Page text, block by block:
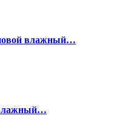
влажный…
влажный…